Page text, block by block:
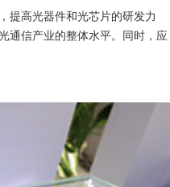
提高光器件和光芯片的研发力
通信产业的整体水平。同时，应